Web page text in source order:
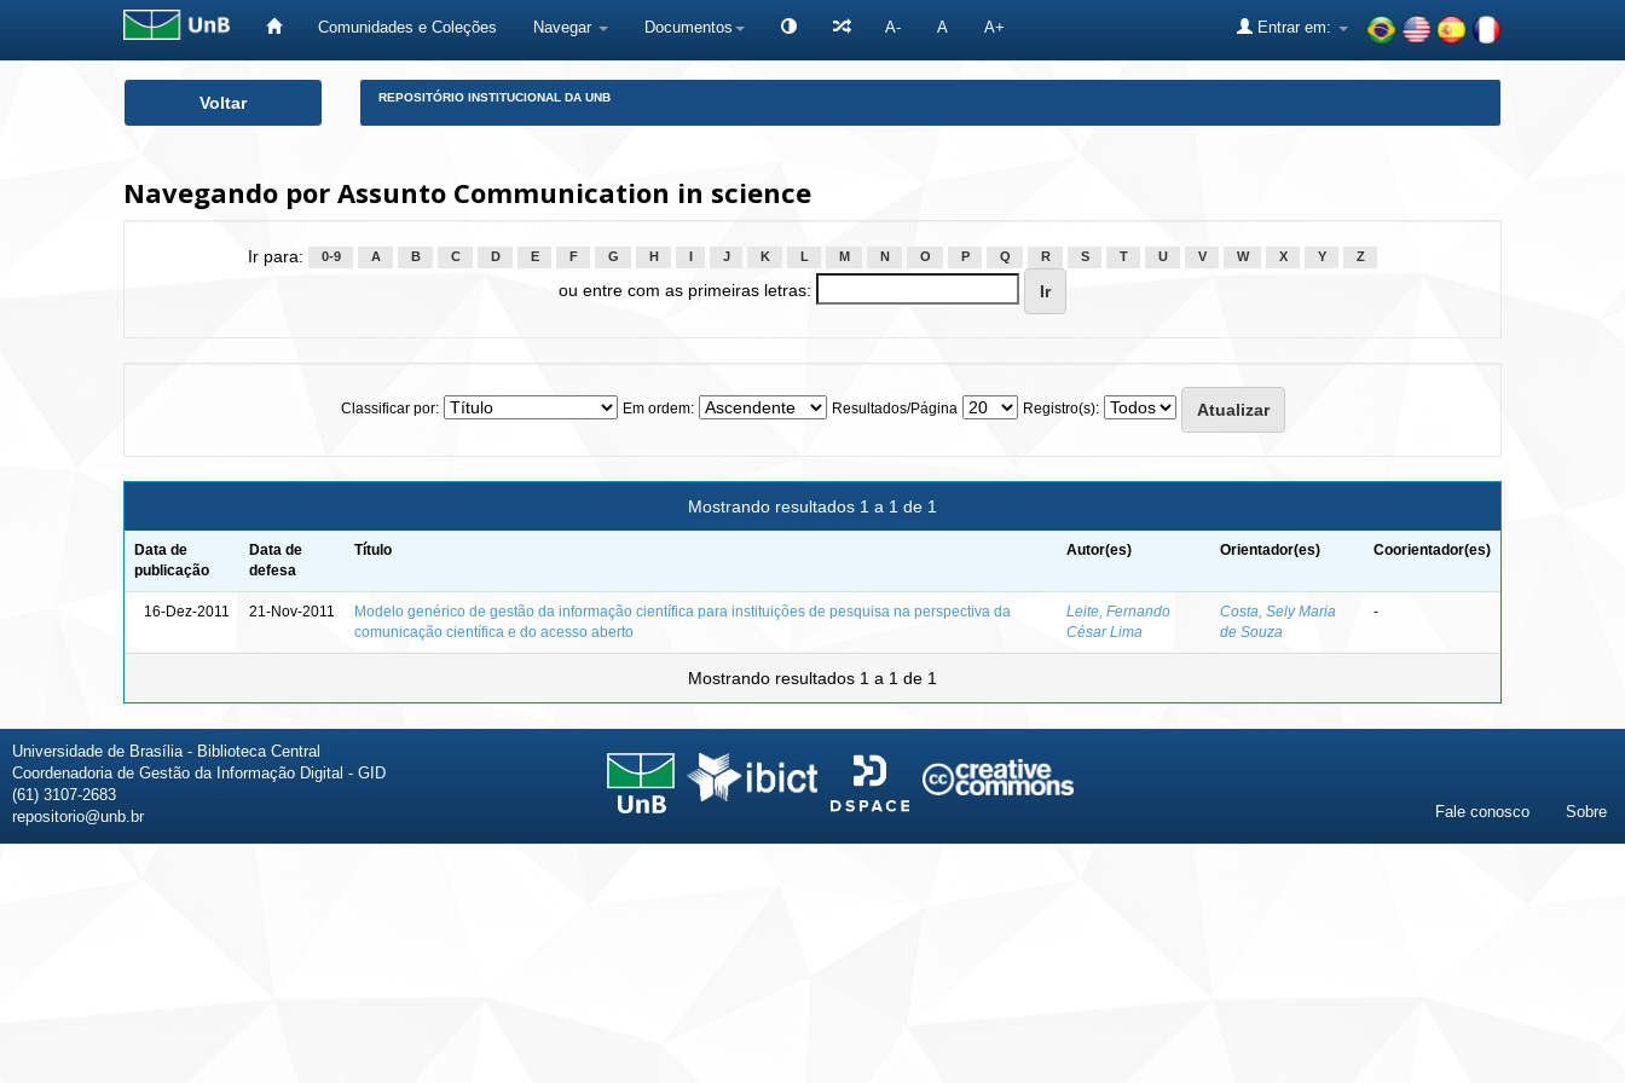
Comunidades e Coleções Navegar Documentos A- A A+ Entrar em:
Voltar REPOSITÓRIO INSTITUCIONAL DA UNB
Navegando por Assunto Communication in science
Ir para: 0-9 A B C D E F G H J K L M N O P Q R S T U V W X Y Z
ou entre com as primeiras letras:
Classificar por: Em ordem: Resultados/Página Registro(s):
Mostrando resultados 1 a 1 de 1
Data de
publicação
Data de
defesa
Título Autor(es) Orientador(es) Coorientador(es)
16-Dez-2011 21-Nov-2011
Modelo genérico de gestão da informação científica para instituições de pesquisa na perspectiva da
comunicação científica e do acesso aberto
Leite, Fernando
César Lima
Costa, Sely Maria
de Souza
-
Mostrando resultados 1 a 1 de 1
Universidade de Brasília - Biblioteca Central
Coordenadoria de Gestão da Informação Digital - GID
(61) 3107-2683
repositorio@unb.br
Fale conosco Sobre